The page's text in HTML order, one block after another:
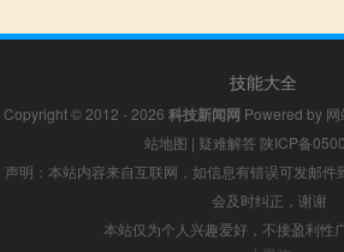
技能大全
Copyright © 2012 - 2026 科技新闻网 Powered by
站地图 | 疑难解答 陕ICP备
声明：本站内容来自互联网，如信息有错误可发邮
会及时纠正，谢谢
本站仅为个人兴趣爱好，不接盈利性